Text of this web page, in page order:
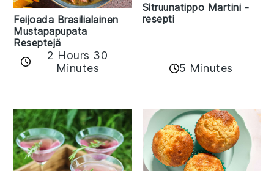
Feijoada Brasilialainen
Mustapapupata
Reseptejä
2 Hours 30
Minutes
Sitruunatippo Martini -
resepti
5 Minutes